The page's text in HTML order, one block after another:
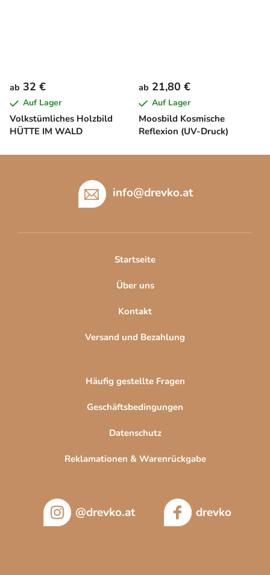
Volkstümliches Holzbild
HÜTTE IM WALD
ab 32 €
Auf Lager
Moosbild Kosmische
Reflexion (UV-Druck)
ab 21,80 €
Auf Lager
info@drevko.at
Startseite
Über uns
Kontakt
Versand und Bezahlung
Häufig gestellte Fragen
Geschäftsbedingungen
Datenschutz
Reklamationen & Warenrückgabe
@drevko.at drevko